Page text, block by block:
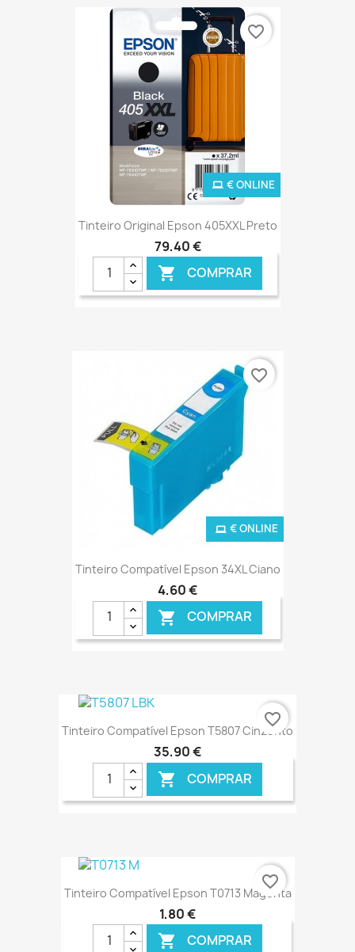
Tinteiro Original Epson 405XXL Preto
79,40 €
 COMPRAR
€ ONLINE
favorite_border
Tinteiro Compatível Epson 34XL Ciano
4,60 €
 COMPRAR
€ ONLINE
favorite_border
Tinteiro Compatível Epson T5807 Cinzento
35,90 €
 COMPRAR
€ ONLINE
favorite_border
Tinteiro Compatível Epson T0713 Magenta
1,80 €
 COMPRAR
favorite_border